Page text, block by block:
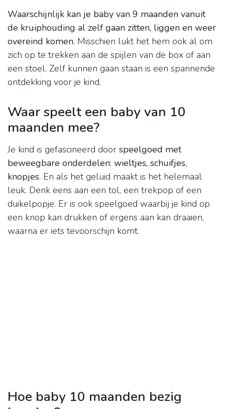
Waarschijnlijk kan je baby van 9 maanden vanuit
de kruiphouding al zelf gaan zitten, liggen en weer
overeind komen. Misschien lukt het hem ook al om
zich op te trekken aan de spijlen van de box of aan
een stoel. Zelf kunnen gaan staan is een spannende
ontdekking voor je kind.
Waar speelt een baby van 10
maanden mee?
Je kind is gefascineerd door speelgoed met
beweegbare onderdelen: wieltjes, schuifjes,
knopjes. En als het geluid maakt is het helemaal
leuk. Denk eens aan een tol, een trekpop of een
duikelpopje. Er is ook speelgoed waarbij je kind op
een knop kan drukken of ergens aan kan draaien,
waarna er iets tevoorschijn komt.
Hoe baby 10 maanden bezig